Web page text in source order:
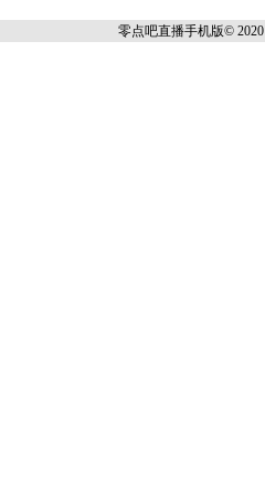
零点吧直播手机版© 2020